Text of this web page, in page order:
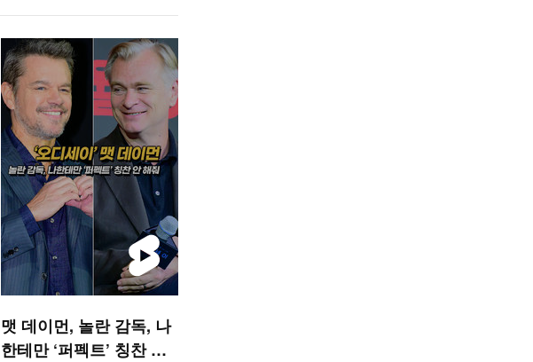
맷 데이먼, 놀란 감독, 나
한테만 ‘퍼펙트’ 칭찬 안